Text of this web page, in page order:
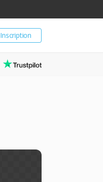
Inscription